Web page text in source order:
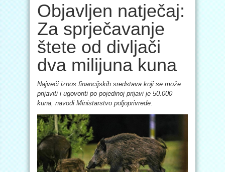
Objavljen natječaj:
Za sprječavanje
štete od divljači
dva milijuna kuna
Najveći iznos financijskih sredstava koji se može
prijaviti i ugovoriti po pojedinoj prijavi je 50.000
kuna, navodi Ministarstvo poljoprivrede.